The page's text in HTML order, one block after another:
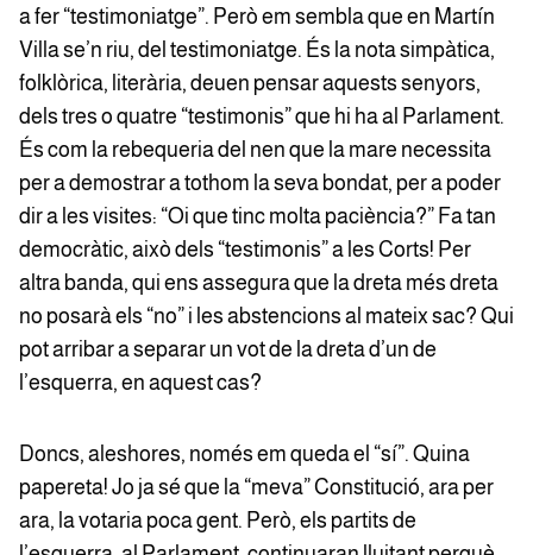
a fer “testimoniatge”. Però em sembla que en Martín
Villa se’n riu, del testimoniatge. És la nota simpàtica,
folklòrica, literària, deuen pensar aquests senyors,
dels tres o quatre “testimonis” que hi ha al Parlament.
És com la rebequeria del nen que la mare necessita
per a demostrar a tothom la seva bondat, per a poder
dir a les visites: “Oi que tinc molta paciència?” Fa tan
democràtic, això dels “testimonis” a les Corts! Per
altra banda, qui ens assegura que la dreta més dreta
no posarà els “no” i les abstencions al mateix sac? Qui
pot arribar a separar un vot de la dreta d’un de
l’esquerra, en aquest cas?
Doncs, aleshores, només em queda el “sí”. Quina
papereta! Jo ja sé que la “meva” Constitució, ara per
ara, la votaria poca gent. Però, els partits de